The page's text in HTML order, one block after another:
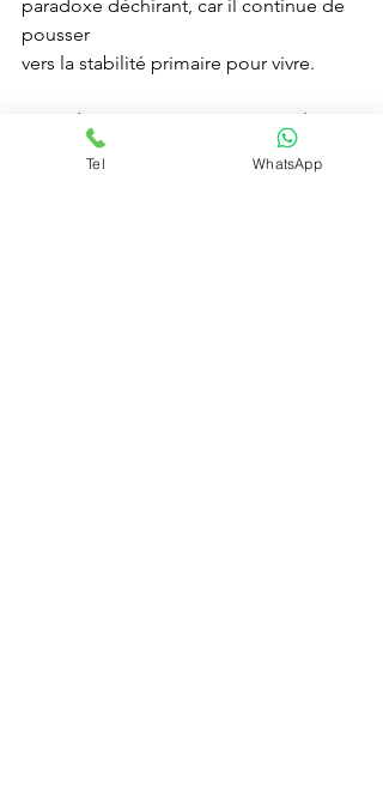
paradoxe déchirant, car il continue de
pousser
vers la stabilité primaire pour vivre.
C’est dans cet interstice que naît la
désorientation identitaire
. L’individu se
retrouve piégé dans un conflit de
Tel WhatsApp